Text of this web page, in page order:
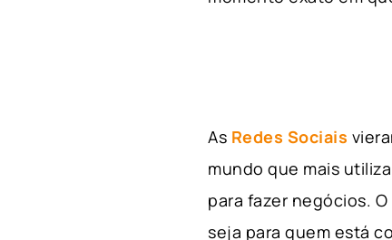
As Redes Sociais
mundo que mais
para fazer negócios.
seja para quem está